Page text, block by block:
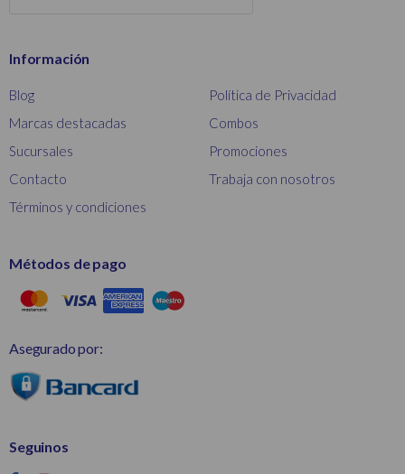
Información
Blog
Marcas destacadas
Sucursales
Contacto
Términos y condiciones
Política de Privacidad
Combos
Promociones
Trabaja con nosotros
Métodos de pago
Asegurado por:
Seguinos